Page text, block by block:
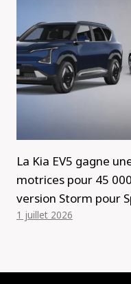
La Kia EV5 gagne
motrices pour 45
version Storm pour
1 juillet 2026